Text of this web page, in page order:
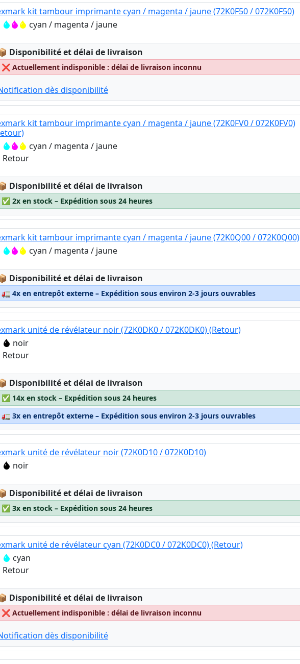
kit tambour imprimante cyan / magenta / jaune (72K0F50 / 072K0F50)
cyan / magenta / jaune
Lagerstatus:
Disponibilité et délai de livraison
❌ Actuellement indisponible : délai de livraison inconnu
dès disponibilité
kit tambour imprimante cyan / magenta / jaune (72K0FV0 / 072K0FV0)
cyan / magenta / jaune
Retour
Lagerstatus:
Disponibilité et délai de livraison
✅ 2x en stock – Expédition sous 24 heures
kit tambour imprimante cyan / magenta / jaune (72K0Q00 / 072K0Q00)
cyan / magenta / jaune
Lagerstatus:
Disponibilité et délai de livraison
🚛 4x en entrepôt externe – Expédition sous environ 2-3 jours ouvrables
unité de révélateur noir (72K0DK0 / 072K0DK0) (Retour)
noir
Retour
Lagerstatus:
Disponibilité et délai de livraison
✅ 14x en stock – Expédition sous 24 heures
🚛 3x en entrepôt externe – Expédition sous environ 2-3 jours ouvrables
unité de révélateur noir (72K0D10 / 072K0D10)
noir
Lagerstatus:
Disponibilité et délai de livraison
✅ 3x en stock – Expédition sous 24 heures
unité de révélateur cyan (72K0DC0 / 072K0DC0) (Retour)
cyan
Retour
Lagerstatus:
Disponibilité et délai de livraison
❌ Actuellement indisponible : délai de livraison inconnu
dès disponibilité